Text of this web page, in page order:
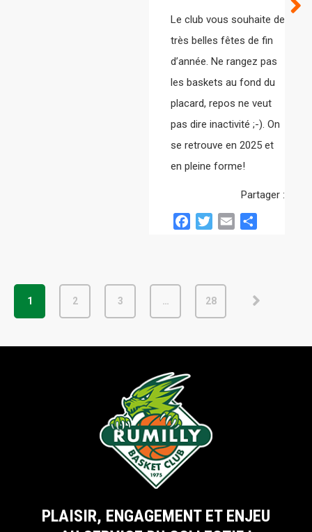
Le club vous souhaite de
très belles fêtes de fin
d’année. Ne rangez pas
les baskets au fond du
placard, repos ne veut
pas dire inactivité ;-). On
se retrouve en 2025 et
en pleine forme!
Partager :
FacebookTwitterEmail
1 2 3 … 28
PLAISIR, ENGAGEMENT ET ENJEU